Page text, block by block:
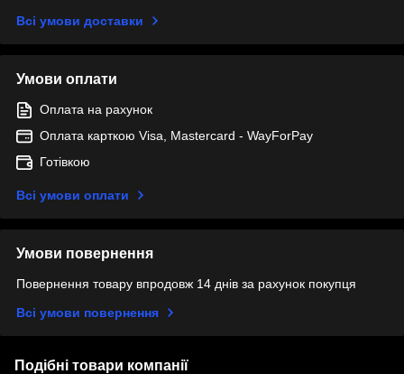
Всі умови доставки
Умови оплати
Оплата на рахунок
Оплата карткою Visa, Mastercard - WayForPay
Готівкою
Всі умови оплати
Умови повернення
Повернення товару впродовж 14 днів за рахунок покупця
Всі умови повернення
Подібні товари компанії